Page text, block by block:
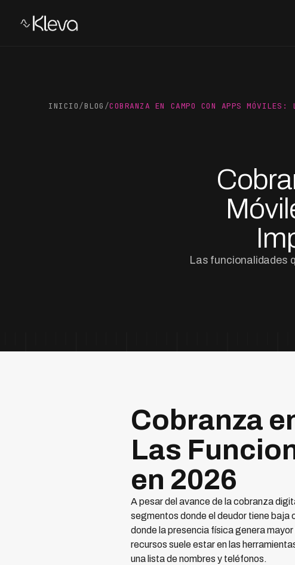
INICIO/BLOG /COBRANZA EN CAMPO CON APPS
Las funcionalidades
Cobranza
Las
en 2026
A pesar del avance de la cobranza
segmentos donde el deudor tiene
donde la presencia física genera
recursos suele estar en las
una lista de nombres y teléfonos.